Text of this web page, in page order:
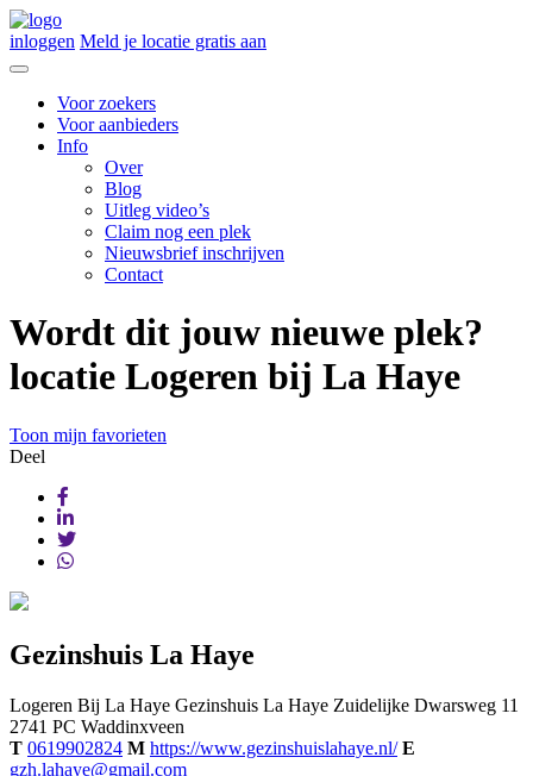
inloggen Meld je locatie gratis aan
Voor zoekers
Voor aanbieders
Info
Over
Blog
Uitleg video’s
Claim nog een plek
Nieuwsbrief inschrijven
Contact
Wordt dit jouw nieuwe plek?
locatie Logeren bij La Haye
Toon mijn favorieten
Deel
Gezinshuis La Haye
Logeren Bij La Haye Gezinshuis La Haye Zuidelijke Dwarsweg 11
2741 PC Waddinxveen
T 0619902824 M https://www.gezinshuislahaye.nl/ E
gzh.lahaye@gmail.com